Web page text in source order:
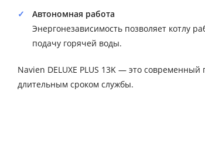
Автономная работа
Энергонезависимость позволяет котлу
подачу горячей воды.
Navien DELUXE PLUS 13K — это
длительным сроком службы.